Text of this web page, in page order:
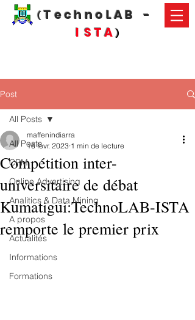
( T e c h n o L A B -
I S T A )
Post
All Posts
CRM
Online Advertising
Analitics & Data Mining
A propos
Actualités
Informations
Formations
All Posts
Compétition inter-
universitaire de débat
Kumatigui:TechnoLAB-ISTA
remporte le premier prix
maffenindiarra
16 févr. 2023 1 min de lecture